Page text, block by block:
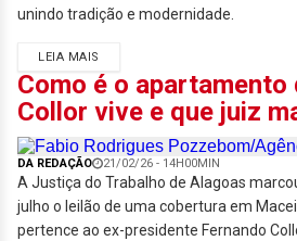
unindo tradição e modernidade.
LEIA MAIS
Como é o apartamento
Collor vive e que juiz
DA REDAÇÃO 21/02/26 - 14H00MIN
A Justiça do Trabalho de Alagoas
julho o leilão de uma cobertura em
pertence ao ex-presidente Fernando